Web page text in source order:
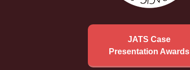
JATS Case
Presentation Awards